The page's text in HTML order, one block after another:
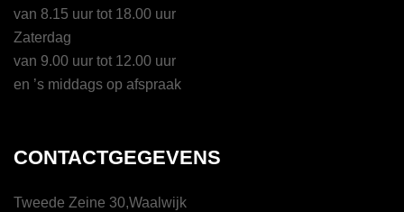
van 8.15 uur tot 18.00 uur
Zaterdag
van 9.00 uur tot 12.00 uur
en ’s middags op afspraak
CONTACTGEGEVENS
Tweede Zeine 30,Waalwijk